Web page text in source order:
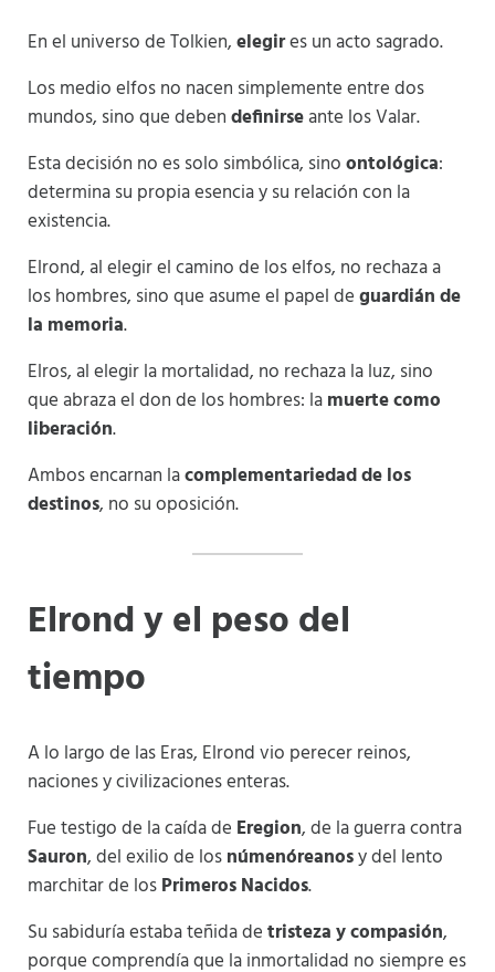
En el universo de Tolkien,elegires un acto sagrado.
Los medio elfos no nacen simplemente entre dos
mundos, sino que debendefinirseante los Valar.
Esta decisión no es solo simbólica, sinoontológica:
determina su propia esencia y su relación con la
existencia.
Elrond, al elegir el camino de los elfos, no rechaza a
los hombres, sino que asume el papel deguardián de
la memoria.
Elros, al elegir la mortalidad, no rechaza la luz, sino
que abraza el don de los hombres: lamuerte como
liberación.
Ambos encarnan lacomplementariedad de los
destinos, no su oposición.
Elrond y el peso del
tiempo
A lo largo de las Eras, Elrond vio perecer reinos,
naciones y civilizaciones enteras.
Fue testigo de la caída de Eregion, de la guerra contra
Sauron, del exilio de losnúmenóreanosy del lento
marchitar de losPrimeros Nacidos.
Su sabiduría estaba teñida detristeza y compasión,
porque comprendía que la inmortalidad no siempre es